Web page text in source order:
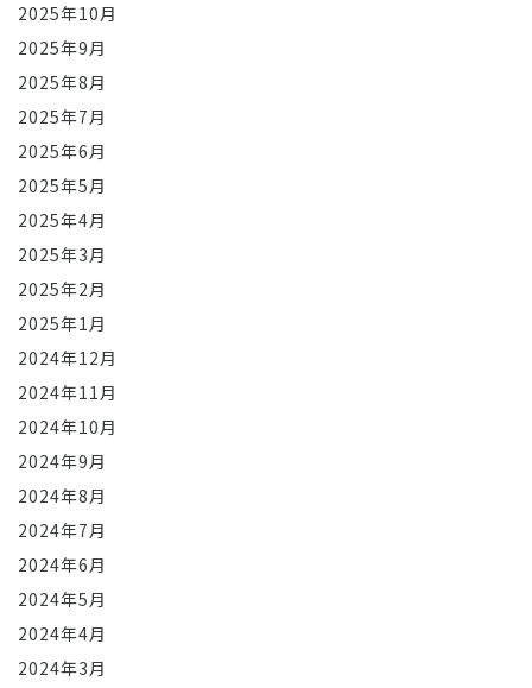
2025年10月
2025年9月
2025年8月
2025年7月
2025年6月
2025年5月
2025年4月
2025年3月
2025年2月
2025年1月
2024年12月
2024年11月
2024年10月
2024年9月
2024年8月
2024年7月
2024年6月
2024年5月
2024年4月
2024年3月